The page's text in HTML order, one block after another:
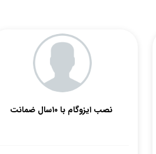
نصب ایزوگام با ۱۰سال ضمانت